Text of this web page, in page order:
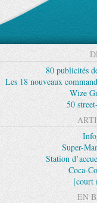
80 publicités
Les 18 nouveaux
Wize
50
Super-
Station
Coca-
[court
EN